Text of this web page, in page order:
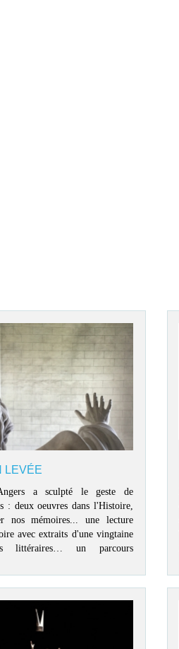
LEVÉE
a sculpté le geste de
: deux oeuvres dans l'Histoire,
nos mémoires... une lecture
avec extraits d'une vingtaine
littéraires… un parcours
et encore aujourd'hui.